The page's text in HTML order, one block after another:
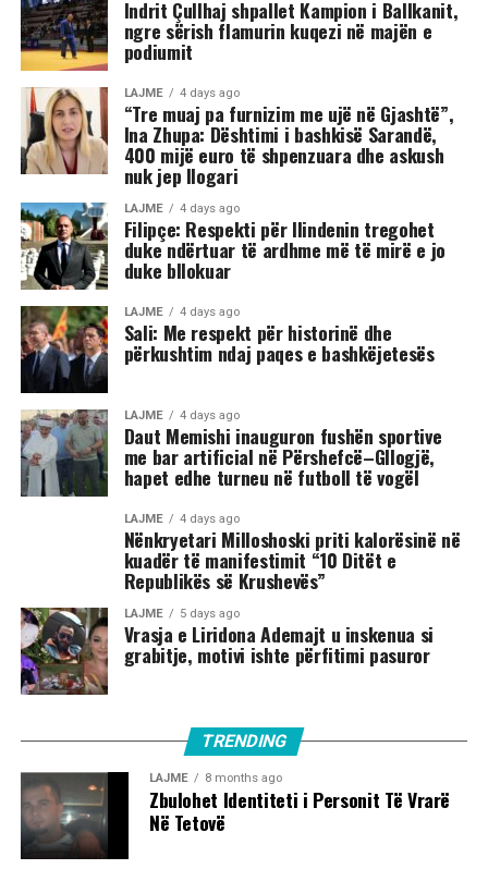
Indrit Çullhaj shpallet Kampion i Ballkanit,
ngre sërish flamurin kuqezi në majën e
podiumit
LAJME 4 days ago
“Tre muaj pa furnizim me ujë në Gjashtë”,
Ina Zhupa: Dështimi i bashkisë Sarandë,
400 mijë euro të shpenzuara dhe askush
nuk jep llogari
LAJME 4 days ago
Filipçe: Respekti për Ilindenin tregohet
duke ndërtuar të ardhme më të mirë e jo
duke bllokuar
LAJME 4 days ago
Sali: Me respekt për historinë dhe
përkushtim ndaj paqes e bashkëjetesës
LAJME 4 days ago
Daut Memishi inauguron fushën sportive
me bar artificial në Përshefcë–Gllogjë,
hapet edhe turneu në futboll të vogël
LAJME 4 days ago
Nënkryetari Milloshoski priti kalorësinë në
kuadër të manifestimit “10 Ditët e
Republikës së Krushevës”
LAJME 5 days ago
Vrasja e Liridona Ademajt u inskenua si
grabitje, motivi ishte përfitimi pasuror
TRENDING
LAJME 8 months ago
Zbulohet Identiteti i Personit Të Vrarë
Në Tetovë